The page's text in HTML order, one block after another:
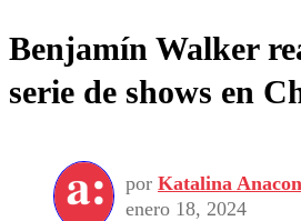
Benjamín Walker
serie de shows en
por Katalina
enero 18, 2024